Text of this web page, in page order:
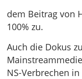
dem Beitrag von
100% zu.
Auch die Dokus
NS-Verbrechen